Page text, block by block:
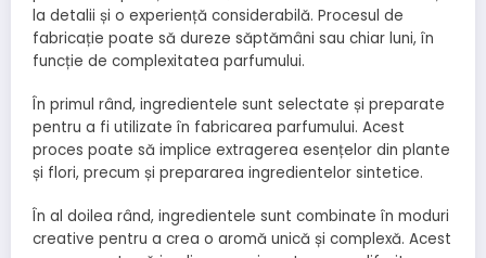
la detalii și o experiență considerabilă. Procesul de
fabricație poate să dureze săptămâni sau chiar luni, în
funcție de complexitatea parfumului.
În primul rând, ingredientele sunt selectate și preparate
pentru a fi utilizate în fabricarea parfumului. Acest
proces poate să implice extragerea esențelor din plante
și flori, precum și prepararea ingredientelor sintetice.
În al doilea rând, ingredientele sunt combinate în moduri
creative pentru a crea o aromă unică și complexă. Acest